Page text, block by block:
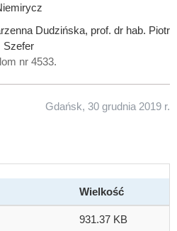
Dudzińska, prof. dr hab. Piotr
Szefer
nr 4533.
Gdańsk, 30 grudnia 2019 r.
Wielkość
931.37 KB